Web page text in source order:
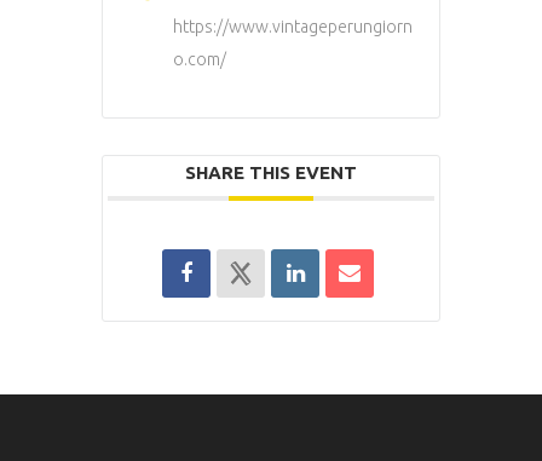
https://www.vintageperungiorn
o.com/
SHARE THIS EVENT